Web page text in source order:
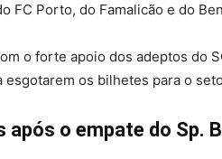
FC Porto, do Famalicão e do
o forte apoio dos adeptos do
esgotarem os bilhetes para o
após o empate do Sp.